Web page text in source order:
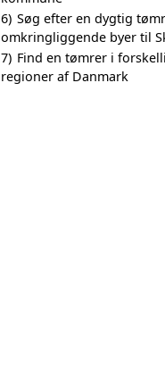
6) Søg efter en dygtig
omkringliggende byer til
7) Find en tømrer i
regioner af Danmark